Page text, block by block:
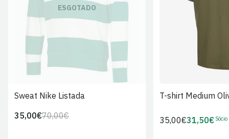
ESGOTADO
Sweat Nike Listada
Preço
70,00€Preço
35,00€
T-shirt Medium
Preço
35,00€Preço
31,50€ Sócio